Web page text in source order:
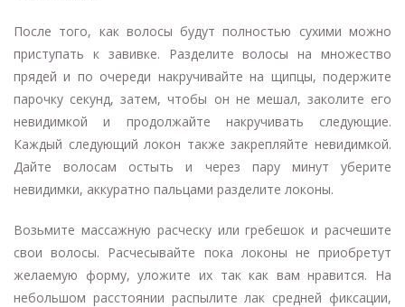
После того, как волосы будут полностью сухими можно
приступать к завивке. Разделите волосы на множество
прядей и по очереди накручивайте на щипцы, подержите
парочку секунд, затем, чтобы он не мешал, заколите его
невидимкой и продолжайте накручивать следующие.
Каждый следующий локон также закрепляйте невидимкой.
Дайте волосам остыть и через пару минут уберите
невидимки, аккуратно пальцами разделите локоны.
Возьмите массажную расческу или гребешок и расчешите
свои волосы. Расчесывайте пока локоны не приобретут
желаемую форму, уложите их так как вам нравится. На
небольшом расстоянии распылите лак средней фиксации,